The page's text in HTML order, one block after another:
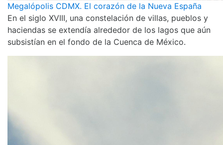
Megalópolis CDMX. El corazón de la Nueva España
En el siglo XVIII, una constelación de villas, pueblos y
haciendas se extendía alrededor de los lagos que aún
subsistían en el fondo de la Cuenca de México.